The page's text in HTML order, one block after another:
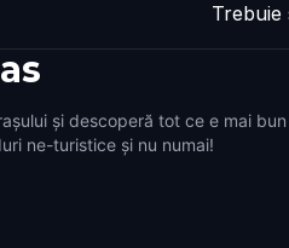
Trebuie
și descoperă tot ce e mai bun
ne-turistice și nu numai!